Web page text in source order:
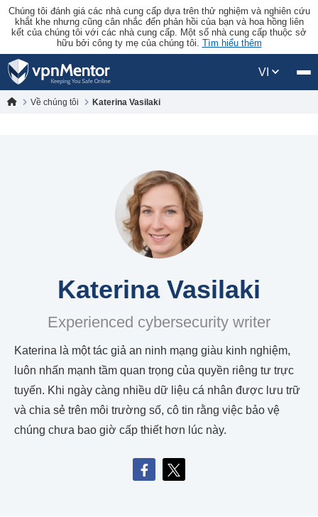
Chúng tôi đánh giá các nhà cung cấp dựa trên thử nghiệm và nghiên cứu
khắt khe nhưng cũng cân nhắc đến phản hồi của bạn và hoa hồng liên
kết của chúng tôi với các nhà cung cấp. Một số nhà cung cấp thuộc sở
hữu bởi công ty mẹ của chúng tôi. Tìm hiểu thêm
VI
Về chúng tôi Katerina Vasilaki
Katerina Vasilaki
Experienced cybersecurity writer
Katerina là một tác giả an ninh mạng giàu kinh nghiệm,
luôn nhấn mạnh tầm quan trọng của quyền riêng tư trực
tuyến. Khi ngày càng nhiều dữ liệu cá nhân được lưu trữ
và chia sẻ trên môi trường số, cô tin rằng việc bảo vệ
chúng chưa bao giờ cấp thiết hơn lúc này.